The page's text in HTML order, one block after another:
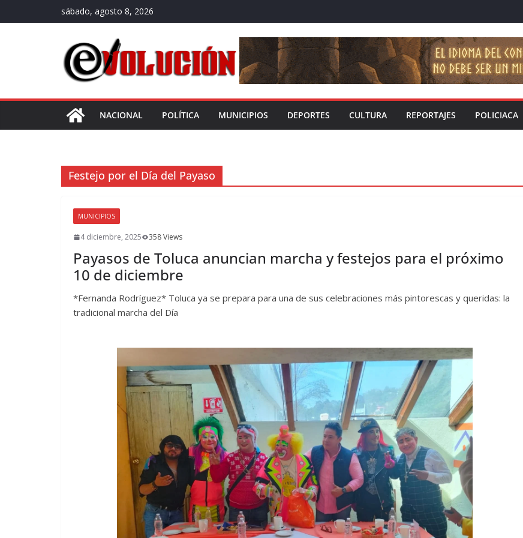
al
sábado, agosto 8, 2026
NACIONAL POLÍTICA MUNICIPIOS DEPORTES CULTURA REPORTAJES POLICIACA
Festejo por el Día del Payaso
MUNICIPIOS
4 diciembre, 2025 358 Views
Payasos de Toluca anuncian marcha y festejos para el próximo
10 de diciembre
*Fernanda Rodríguez* Toluca ya se prepara para una de sus celebraciones más pintorescas y queridas: la
tradicional marcha del Día